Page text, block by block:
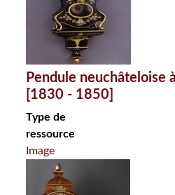
Pendule neuchâteloise
[1830 - 1850]
Type de
ressource
Image